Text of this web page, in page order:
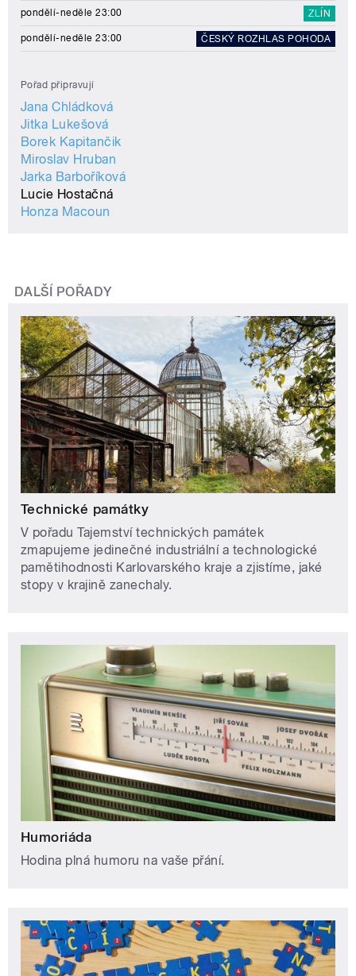
pondělí-neděle 23:00 ZLÍN
pondělí-neděle 23:00 ČESKÝ ROZHLAS POHODA
Pořad připravují
Jana Chládková
Jitka Lukešová
Borek Kapitančik
Miroslav Hruban
Jarka Barboříková
Lucie Hostačná
Honza Macoun
DALŠÍ POŘADY
Technické památky
V pořadu Tajemství technických památek
zmapujeme jedinečné industriální a technologické
pamětihodnosti Karlovarského kraje a zjistíme, jaké
stopy v krajině zanechaly.
Humoriáda
Hodina plná humoru na vaše přání.